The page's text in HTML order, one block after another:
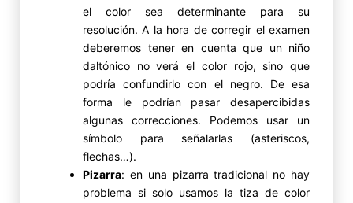
el color sea determinante para su
resolución. A la hora de corregir el examen
deberemos tener en cuenta que un niño
daltónico no verá el color rojo, sino que
podría confundirlo con el negro. De esa
forma le podrían pasar desapercibidas
algunas correcciones. Podemos usar un
símbolo para señalarlas (asteriscos,
flechas…).
Pizarra: en una pizarra tradicional no hay
problema si solo usamos la tiza de color